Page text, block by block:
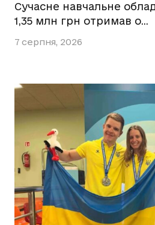
Сучасне навчальне
1,35 млн грн отримав о…
7 серпня, 2026